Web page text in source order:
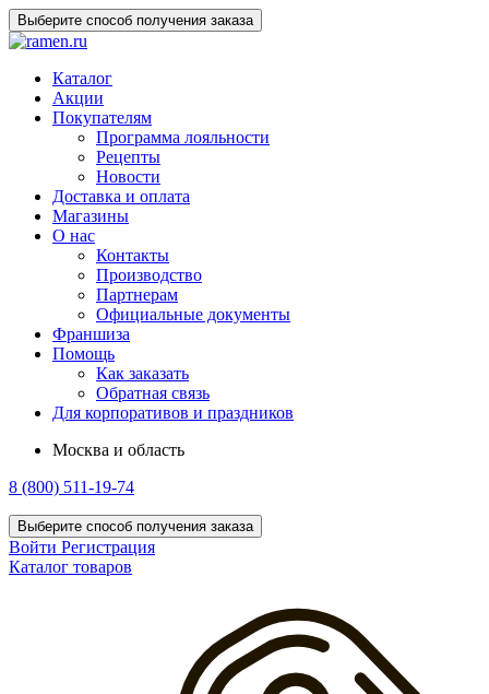
Выберите способ получения заказа
Каталог
Акции
Покупателям
Программа лояльности
Рецепты
Новости
Доставка и оплата
Магазины
О нас
Контакты
Производство
Партнерам
Официальные документы
Франшиза
Помощь
Как заказать
Обратная связь
Для корпоративов и праздников
Москва и область
8 (800) 511-19-74
Выберите способ получения заказа
Войти Регистрация
Каталог товаров